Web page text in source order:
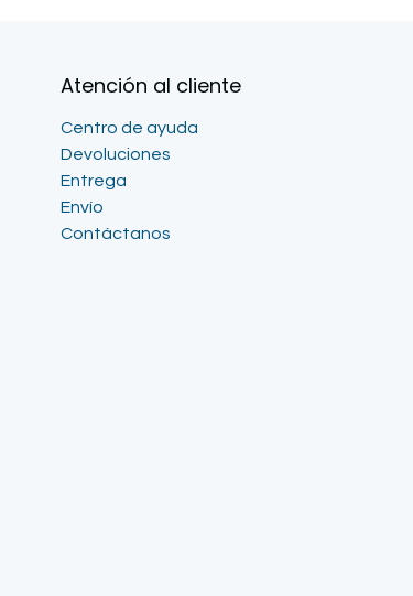
Atención al cliente
Centro de ayuda
Devoluciones
Entrega
Envío
Contáctanos